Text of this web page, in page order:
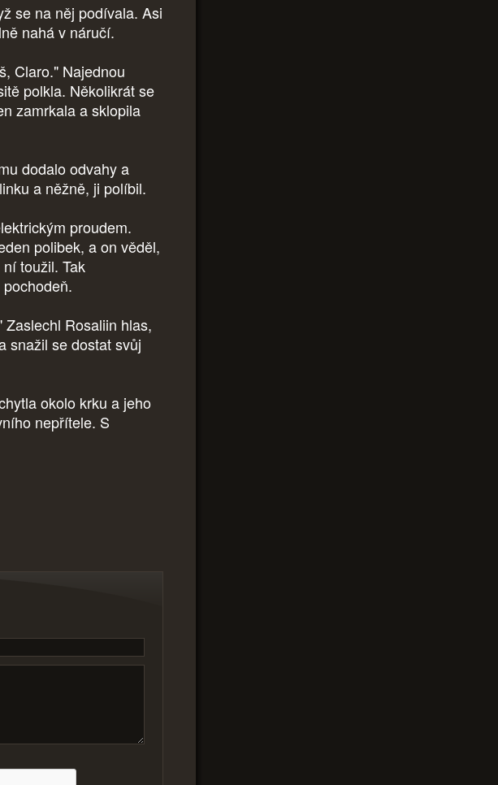
se na něj podívala. Asi
nahá v náručí.
Claro." Najednou
polkla. Několikrát se
zamrkala a sklopila
dodalo odvahy a
a něžně, ji políbil.
proudem.
polibek, a on věděl,
toužil. Tak
Rosaliin hlas,
snažil se dostat svůj
okolo krku a jeho
nepřítele. S